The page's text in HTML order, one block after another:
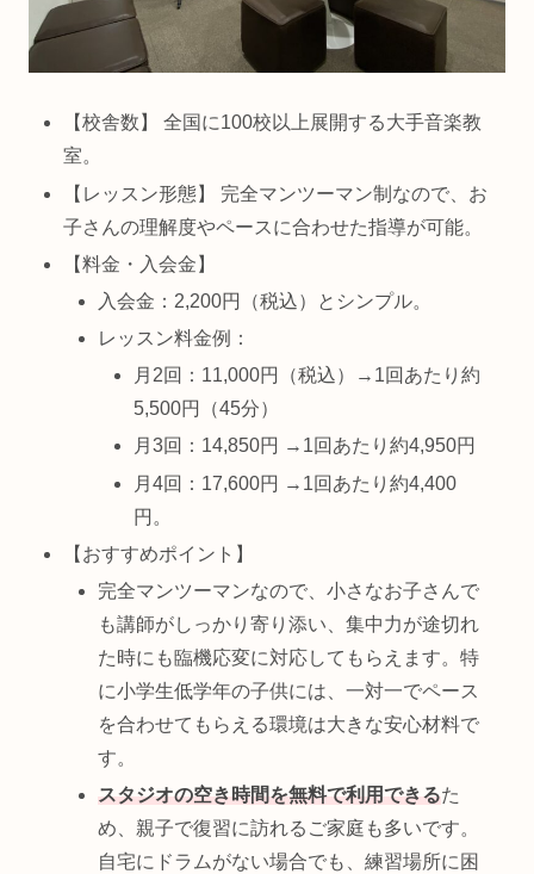
【校舎数】 全国に100校以上展開する大手音楽教
室。
【レッスン形態】 完全マンツーマン制なので、お
子さんの理解度やペースに合わせた指導が可能。
【料金・入会金】
入会金：2,200円（税込）とシンプル。
レッスン料金例：
月2回：11,000円（税込）→1回あたり約
5,500円（45分）
月3回：14,850円 →1回あたり約4,950円
月4回：17,600円 →1回あたり約4,400
円。
【おすすめポイント】
完全マンツーマンなので、小さなお子さんで
も講師がしっかり寄り添い、集中力が途切れ
た時にも臨機応変に対応してもらえます。特
に小学生低学年の子供には、一対一でペース
を合わせてもらえる環境は大きな安心材料で
す。
スタジオの空き時間を無料で利用できるた
め、親子で復習に訪れるご家庭も多いです。
自宅にドラムがない場合でも、練習場所に困